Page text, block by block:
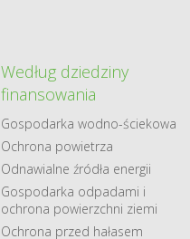
Według dziedziny
finansowania
Gospodarka​ wodno​-ściekowa
Ochrona powietrza
Odnawialne​ źródła​ energii
Gospodarka odpadami i
ochrona powierzchni ziemi
Ochrona przed hałasem